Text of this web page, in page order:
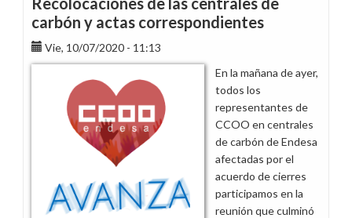
carbón y actas correspondientes
Vie, 10/07/2020 - 11:13
En la mañana de ayer,
todos los
representantes de
CCOO en centrales
de carbón de Endesa
afectadas por el
acuerdo de cierres
participamos en la
reunión que culminó